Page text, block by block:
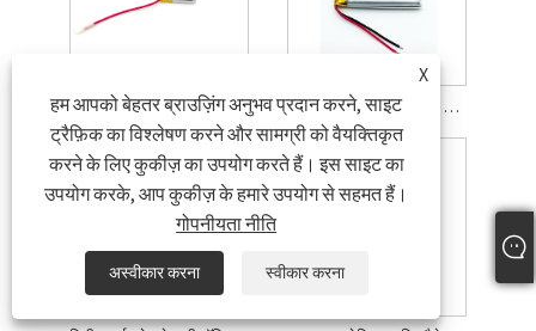
3.7v ली पॉलिमर रिचार्जेबल बैटरी 250mah पालतू पशु आपूर्ति ली पॉलिमर बैटरी
X
हम आपको बेहतर ब्राउज़िंग अनुभव प्रदान करने, साइट
ट्रैफ़िक का विश्लेषण करने और सामग्री को वैयक्तिकृत
करने के लिए कुकीज़ का उपयोग करते हैं। इस साइट का
उपयोग करके, आप कुकीज़ के हमारे उपयोग से सहमत हैं।
गोपनीयता नीति
अस्वीकार करना स्वीकार करना